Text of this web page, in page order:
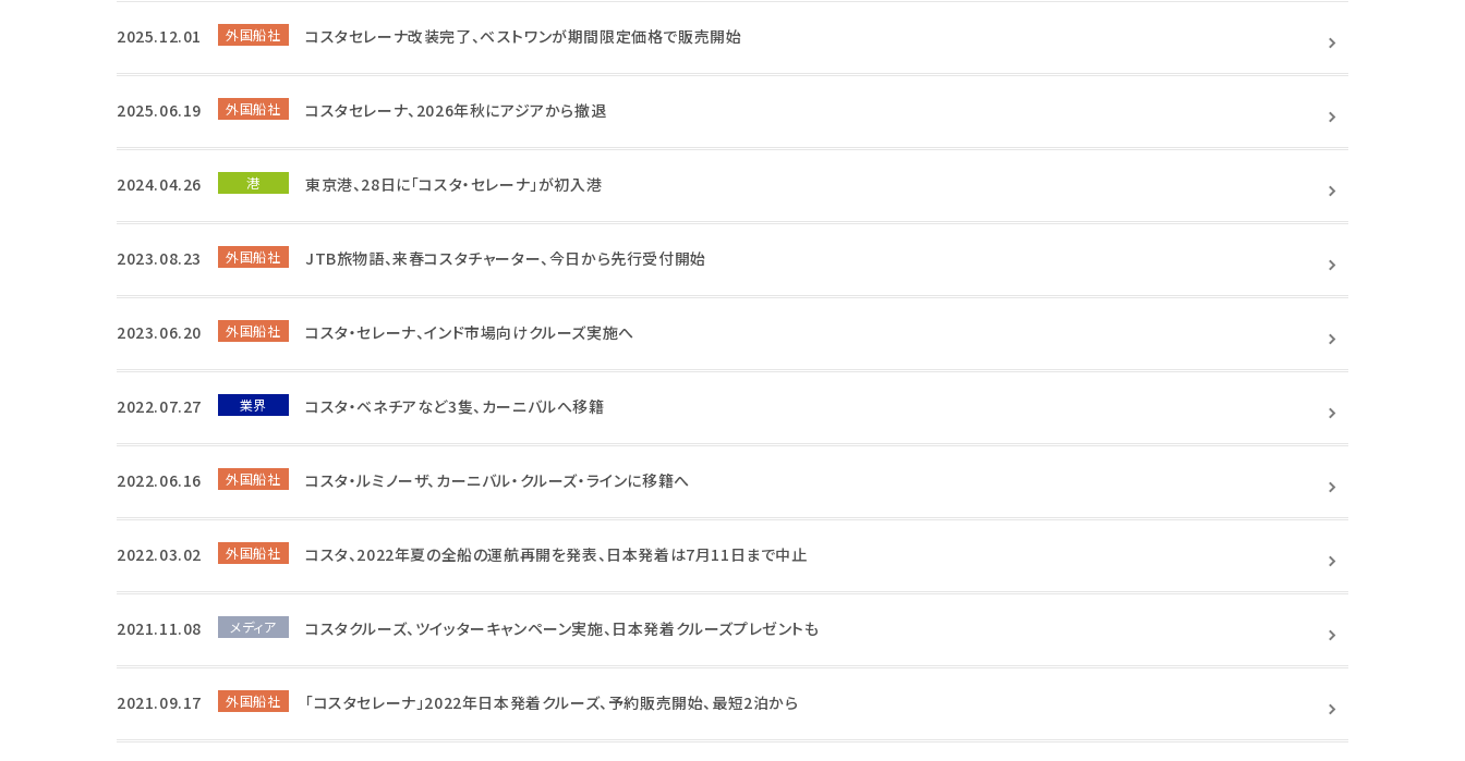
2025.12.01 外国船社 コスタセレーナ改装完了、ベストワンが期間限定価格で販売開始
2025.06.19 外国船社 コスタセレーナ、2026年秋にアジアから撤退
2024.04.26 港 東京港、28日に「コスタ・セレーナ」が初入港
2023.08.23 外国船社 JTB旅物語、来春コスタチャーター、今日から先行受付開始
2023.06.20 外国船社 コスタ・セレーナ、インド市場向けクルーズ実施へ
2022.07.27 業界 コスタ・ベネチアなど3隻、カーニバルへ移籍
2022.06.16 外国船社 コスタ・ルミノーザ、カーニバル・クルーズ・ラインに移籍へ
2022.03.02 外国船社 コスタ、2022年夏の全船の運航再開を発表、日本発着は7月11日まで中止
2021.11.08 メディア コスタクルーズ、ツイッターキャンペーン実施、日本発着クルーズプレゼントも
2021.09.17 外国船社 「コスタセレーナ」2022年日本発着クルーズ、予約販売開始、最短2泊から